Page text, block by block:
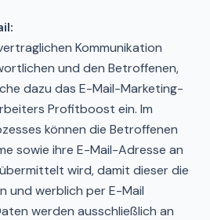
Kommunikation
und den Betroffenen,
dazu das E-Mail-Marketing-
Profitboost ein. Im
können die Betroffenen
sowie ihre E-Mail-Adresse an
wird, damit dieser die
und werblich per E-Mail
werden ausschließlich an